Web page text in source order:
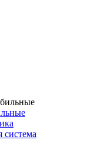
система